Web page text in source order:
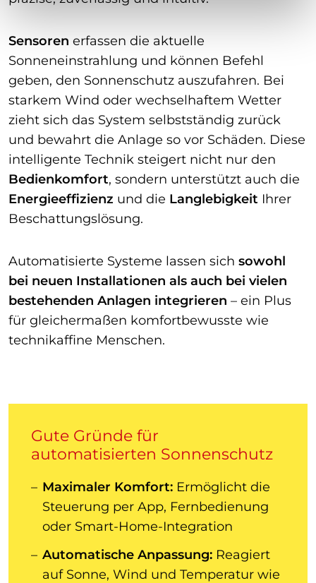
Sensoren erfassen die aktuelle
Sonneneinstrahlung und können Befehl
geben, den Sonnenschutz auszufahren. Bei
starkem Wind oder wechselhaftem Wetter
zieht sich das System selbstständig zurück
und bewahrt die Anlage so vor Schäden. Diese
intelligente Technik steigert nicht nur den
Bedienkomfort, sondern unterstützt auch die
Energieeffizienz und die Langlebigkeit Ihrer
Beschattungslösung.
Automatisierte Systeme lassen sich sowohl
bei neuen Installationen als auch bei vielen
bestehenden Anlagen integrieren – ein Plus
für gleichermaßen komfortbewusste wie
technikaffine Menschen.
Gute Gründe für
automatisierten Sonnenschutz
Maximaler Komfort: Ermöglicht die
Steuerung per App, Fernbedienung
oder Smart-Home-Integration
Automatische Anpassung: Reagiert
auf Sonne, Wind und Temperatur wie